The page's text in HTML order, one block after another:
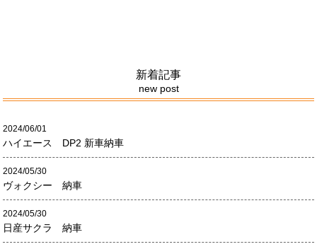
絡ください！
新着記事
new post
2024/06/01
ハイエース DP2 新車納車
2024/05/30
ヴォクシー 納車
2024/05/30
日産サクラ 納車